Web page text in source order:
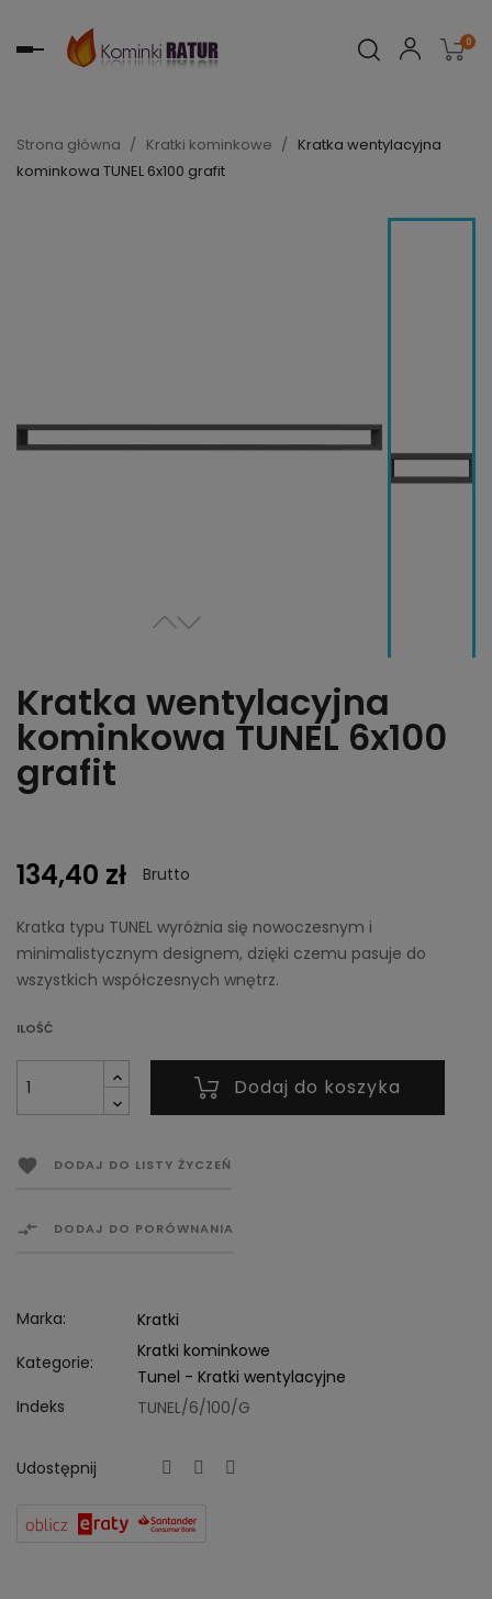
Toggle 0
Strona główna Kratki kominkowe
Kratka wentylacyjna
kominkowa TUNEL 6x100 grafit
Kratka wentylacyjna
kominkowa TUNEL 6x100
grafit
134,40 zł Brutto
Kratka typu TUNEL wyróżnia się nowoczesnym i
minimalistycznym designem, dzięki czemu pasuje do
wszystkich współczesnych wnętrz.
ILOŚĆ
Dodaj do koszyka
 DODAJ DO LISTY ŻYCZEŃ
 DODAJ DO PORÓWNANIA
Marka:
Kratki
Kategorie:
Kratki kominkowe
Tunel - Kratki wentylacyjne
Indeks
TUNEL/6/100/G
Udostępnij